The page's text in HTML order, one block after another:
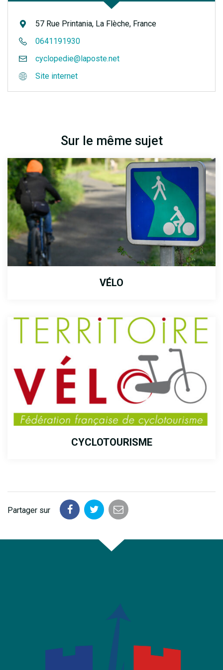
57 Rue Printania, La Flèche, France
0641191930
cyclopedie@laposte.net
Site internet
Sur le même sujet
VÉLO
CYCLOTOURISME
Partager sur
Partager
Facebook
Partager
Twitter
Partager
email